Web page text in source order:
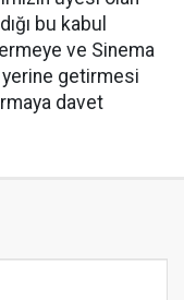
bu kabul
ve Sinema
yerine getirmesi
davet